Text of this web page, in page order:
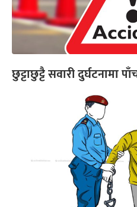
छुट्टाछुट्टै सवारी दुर्घटनामा